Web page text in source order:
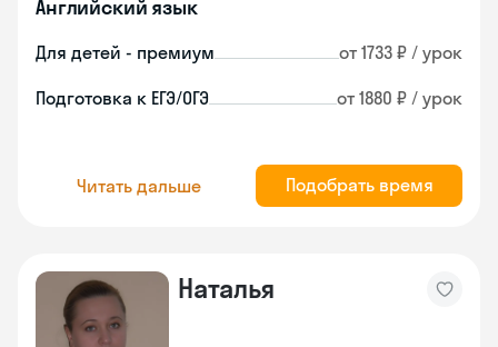
Английский язык
Для детей - премиум от 1733 ₽ / урок
Подготовка к ЕГЭ/ОГЭ от 1880 ₽ / урок
Читать дальше Подобрать время
Наталья